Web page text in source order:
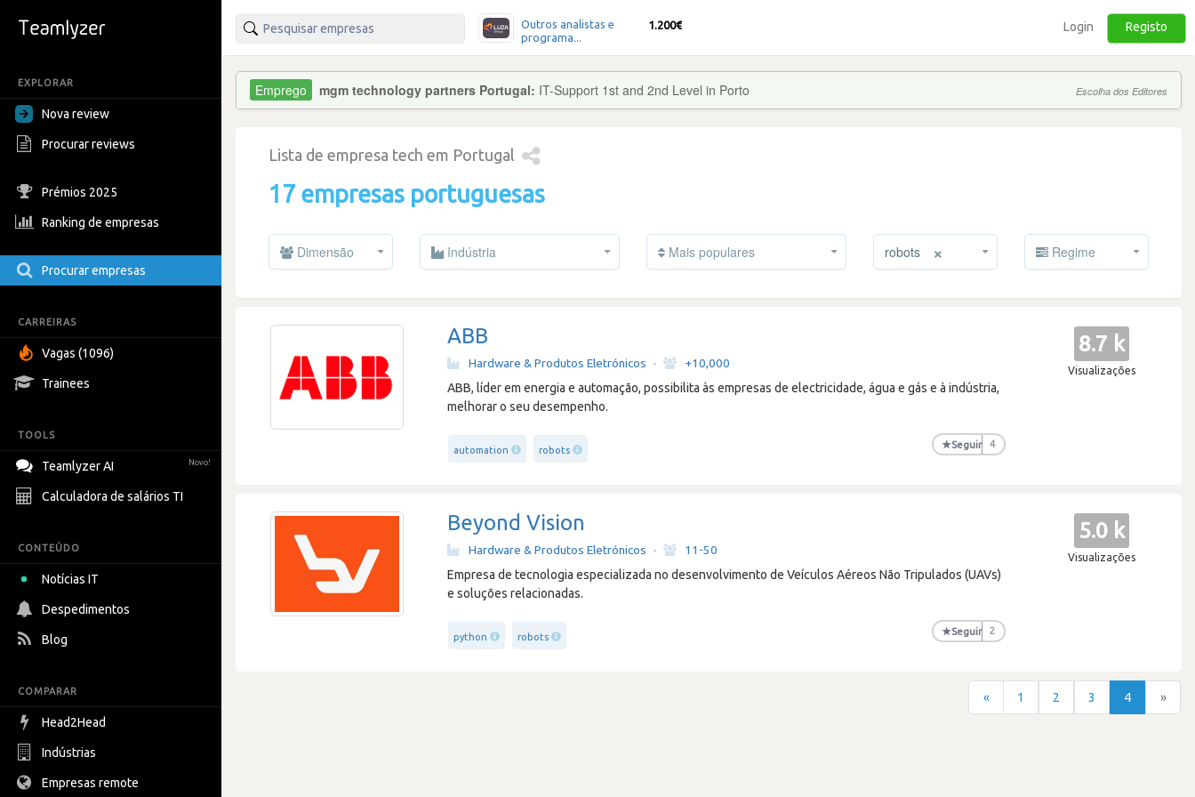
EXPLORAR
Nova review
Procurar reviews
Prémios 2025
Ranking de empresas
Procurar empresas
CARREIRAS
Vagas (1096)
Trainees
TOOLS
Teamlyzer AI Novo!
Calculadora de salários TI
CONTEÚDO
Notícias IT
Despedimentos
Blog
COMPARAR
Head2Head
Indústrias
Empresas remote
Outros analistas e
programa...
1.200€ Login Registo
mgm technology partners Portugal: IT-Support 1st and 2nd Level in Porto Escolha dos Editores
Lista de empresa tech em Portugal
17 empresas portuguesas
Dimensão Indústria Mais populares ×
robots Regime
ABB
Hardware & Produtos Eletrónicos ·
+10,000
ABB, líder em energia e automação, possibilita às empresas de electricidade, água e gás e à indústria,
melhorar o seu desempenho.
automation robots
★Seguir 4
8.7 k
Visualizações
Beyond Vision
Hardware & Produtos Eletrónicos ·
11-50
Empresa de tecnologia especializada no desenvolvimento de Veículos Aéreos Não Tripulados (UAVs)
e soluções relacionadas.
python robots
★Seguir 2
5.0 k
Visualizações
« 1 2 3 4 »